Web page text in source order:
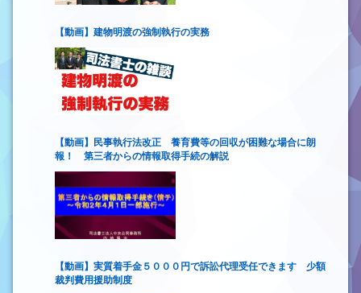
【動画】建物明渡の強制執行の実務
【動画】民事執行法改正 養育費等の回収が困難な場合に朗
報！ 第三者からの情報取得手続の解説
【動画】実質着手金５０００円で訴訟代理受任できます 少額
裁判費用援助制度